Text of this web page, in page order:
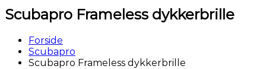
Scubapro Frameless dykkerbrille
Forside
Scubapro
Scubapro Frameless dykkerbrille